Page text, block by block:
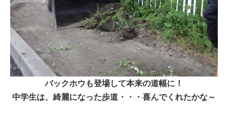
バックホウも登場して本来の道幅に！
中学生は、綺麗になった歩道・・・喜んでくれたかな～